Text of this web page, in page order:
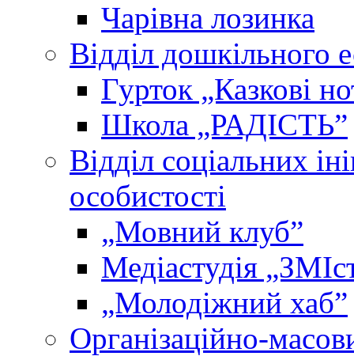
Чарівна лозинка
Відділ дошкільного
Гурток „Казкові
Школа „РАДІСТЬ”
Відділ соціальних
особистості
„Мовний клубˮ
Медіастудія
„Молодіжний хабˮ
Організаційно-